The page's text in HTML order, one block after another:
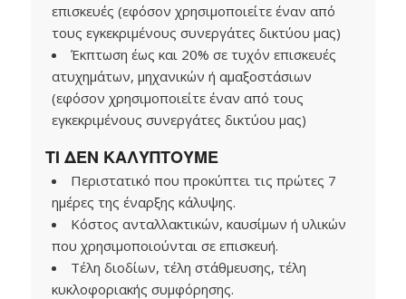
επισκευές (εφόσον χρησιμοποιείτε έναν από
τους εγκεκριμένους συνεργάτες δικτύου μας)
Έκπτωση έως και 20% σε τυχόν επισκευές
ατυχημάτων, μηχανικών ή αμαξοστάσιων
(εφόσον χρησιμοποιείτε έναν από τους
εγκεκριμένους συνεργάτες δικτύου μας)
ΤΙ ΔΕΝ ΚΑΛΥΠΤΟΥΜΕ
Περιστατικό που προκύπτει τις πρώτες 7
ημέρες της έναρξης κάλυψης.
Κόστος ανταλλακτικών, καυσίμων ή υλικών
που χρησιμοποιούνται σε επισκευή.
Τέλη διοδίων, τέλη στάθμευσης, τέλη
κυκλοφοριακής συμφόρησης.